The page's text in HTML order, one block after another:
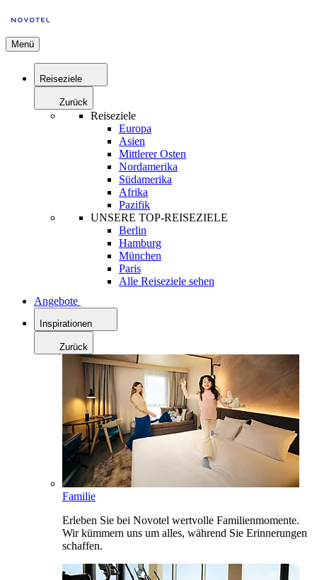
Menü
Reiseziele
Zurück
Reiseziele
Europa
Asien
Mittlerer Osten
Nordamerika
Südamerika
Afrika
Pazifik
UNSERE TOP-REISEZIELE
Berlin
Hamburg
München
Paris
Alle Reiseziele sehen
Angebote
Inspirationen
Zurück
Familie
Erleben Sie bei Novotel wertvolle Familienmomente.
Wir kümmern uns um alles, während Sie Erinnerungen
schaffen.